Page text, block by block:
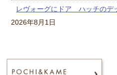
レヴォーグにドア ハッチの
2026年8月1日